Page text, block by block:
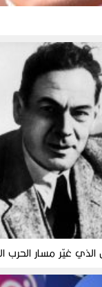
غيّر مسار الحرب